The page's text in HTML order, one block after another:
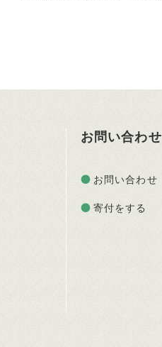
お問い合わせ
お問い合わせ
寄付をする